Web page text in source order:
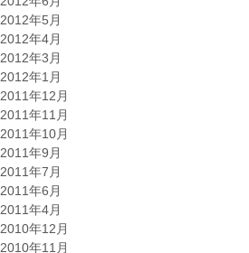
2012年5月
2012年4月
2012年3月
2012年1月
2011年12月
2011年11月
2011年10月
2011年9月
2011年7月
2011年6月
2011年4月
2010年12月
2010年11月